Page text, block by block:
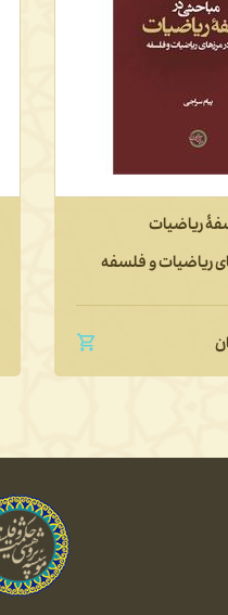
ریاضیات
ریاضیات و فلسفه